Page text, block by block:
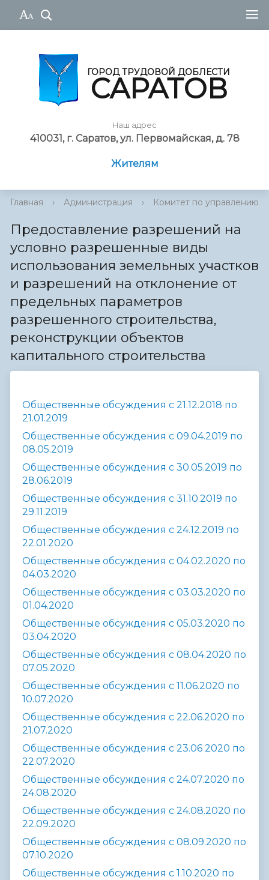
ГОРОД ТРУДОВОЙ ДОБЛЕСТИ
САРАТОВ
Наш адрес
410031, г. Саратов, ул. Первомайская, д. 78
Жителям
Главная › Администрация › Комитет по управлению
Предоставление разрешений на
условно разрешенные виды
использования земельных участков
и разрешений на отклонение от
предельных параметров
разрешенного строительства,
реконструкции объектов
капитального строительства
Общественные обсуждения с 21.12.2018 по
21.01.2019
Общественные обсуждения с 09.04.2019 по
08.05.2019
Общественные обсуждения с 30.05.2019 по
28.06.2019
Общественные обсуждения с 31.10.2019 по
29.11.2019
Общественные обсуждения с 24.12.2019 по
22.01.2020
Общественные обсуждения с 04.02.2020 по
04.03.2020
Общественные обсуждения с 03.03.2020 по
01.04.2020
Общественные обсуждения с 05.03.2020 по
03.04.2020
Общественные обсуждения с 08.04.2020 по
07.05.2020
Общественные обсуждения с 11.06.2020 по
10.07.2020
Общественные обсуждения с 22.06.2020 по
21.07.2020
Общественные обсуждения с 23.06 2020 по
22.07.2020
Общественные обсуждения с 24.07.2020 по
24.08.2020
Общественные обсуждения с 24.08.2020 по
22.09.2020
Общественные обсуждения с 08.09.2020 по
07.10.2020
Общественные обсуждения с 1.10.2020 по